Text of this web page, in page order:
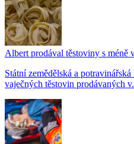
Albert prodával těstoviny s méně
Státní zemědělská a
vaječných těstovin prodávaných